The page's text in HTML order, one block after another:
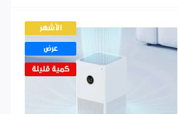
الأشهر
عرض
كمية قليلة